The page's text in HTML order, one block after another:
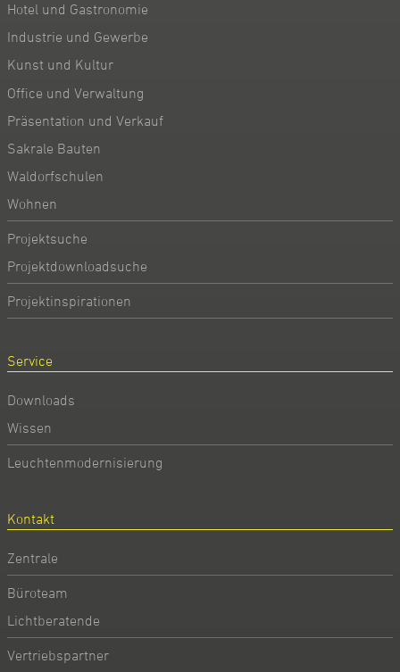
Hotel und Gastronomie
Industrie und Gewerbe
Kunst und Kultur
Office und Verwaltung
Präsentation und Verkauf
Sakrale Bauten
Waldorfschulen
Wohnen
Projektsuche
Projektdownloadsuche
Projektinspirationen
Service
Downloads
Wissen
Leuchtenmodernisierung
Kontakt
Zentrale
Büroteam
Lichtberatende
Vertriebspartner